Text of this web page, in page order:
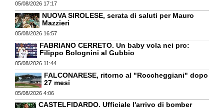
05/08/2026 17:17
NUOVA SIROLESE, serata di saluti per Mauro
Mazzieri
05/08/2026 16:57
FABRIANO CERRETO. Un baby vola nei pro:
Filippo Bolognini al Gubbio
05/08/2026 11:44
FALCONARESE, ritorno al "Roccheggiani" dopo
27 mesi
05/08/2026 4:06
CASTELFIDARDO. Ufficiale l'arrivo di bomber